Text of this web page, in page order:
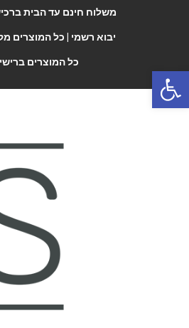
משלוח חינם עד הבית ברכישה
יבוא רשמי | כל המוצרים
כל המוצרים